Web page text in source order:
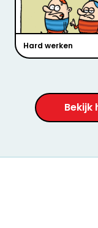
Hard werken
Bekijk